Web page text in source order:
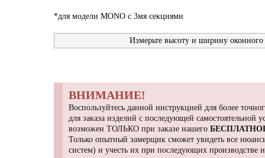
*для модели MONO с 3мя секциями
Измерьте высоту и ширину оконного
ВНИМАНИЕ!
Воспользуйтесь данной инструкцией для более
для заказа изделий с последующей
возможен ТОЛЬКО при заказе нашего
Только опытный замерщик сможет увидеть все
систем) и учесть их при последующих производстве